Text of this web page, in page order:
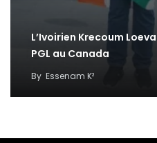
L’Ivoirien Krecoum
PGL au Canada
By Essenam K²